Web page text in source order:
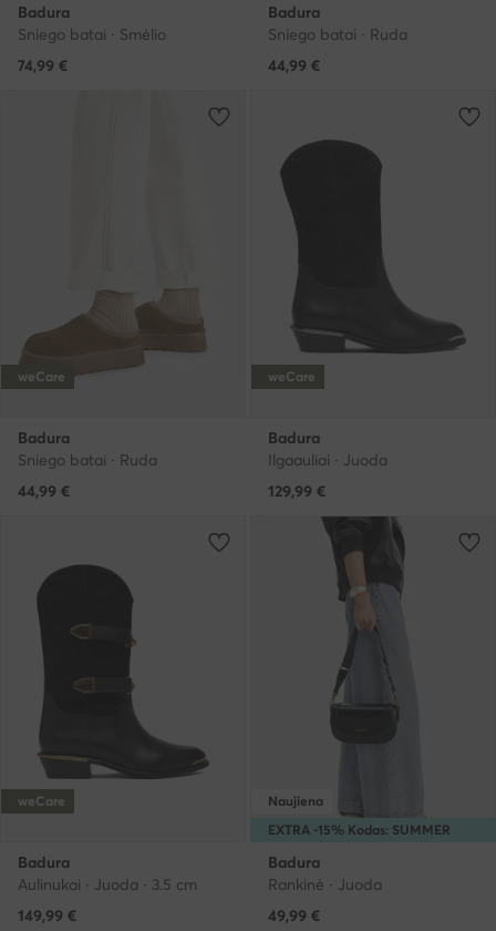
Badura
Sniego batai · Smėlio
74,99 €
Badura
Sniego batai · Ruda
44,99 €
weCare
Badura
Sniego batai · Ruda
44,99 €
weCare
Badura
Ilgaauliai · Juoda
129,99 €
weCare
Badura
Aulinukai · Juoda · 3.5 cm
149,99 €
EXTRA -15% Kodas: SUMMER
Naujiena
Badura
Rankinė · Juoda
49,99 €